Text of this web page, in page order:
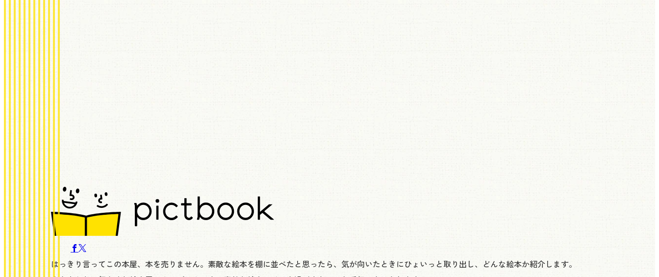
はっきり言ってこの本屋、本を売りません。素敵な絵本を棚に並べたと思ったら、気が向いたときにひょいっと取り出し、どんな絵本か紹介します。